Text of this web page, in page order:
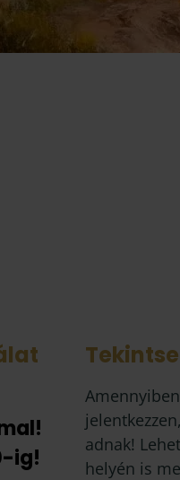
ig!
adnak!
helyén is